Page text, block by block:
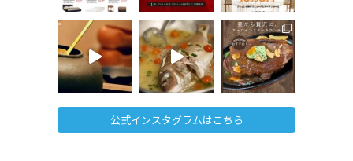
公式インスタグラムはこちら